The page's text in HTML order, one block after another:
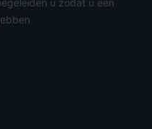
u zodat u een